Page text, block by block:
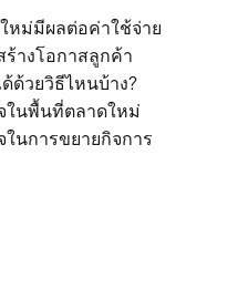
หม่มีผลต่อค่าใช้จ่าย
างโอกาสลูกค้า
ด้วยวิธีไหนบ้าง?
ในพื้นที่ตลาดใหม่
ในการขยายกิจการ